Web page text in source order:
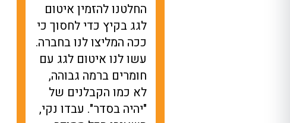
החלטנו להזמין איטום
לגג בקיץ כדי לחסוך כי
ככה המליצו לנו בחברה.
עשו לנו איטום לגג עם
חומרים ברמה גבוהה,
לא כמו הקבלנים של
"יהיה בסדר". עבדו נקי,